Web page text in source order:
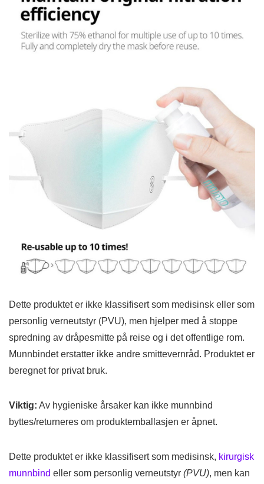
Dette produktet er ikke klassifisert som medisinsk eller som
personlig verneutstyr (PVU), men hjelper med å stoppe
spredning av dråpesmitte på reise og i det offentlige rom.
Munnbindet erstatter ikke andre smittevernråd. Produktet er
beregnet for privat bruk.
Viktig: Av hygieniske årsaker kan ikke munnbind
byttes/returneres om produktemballasjen er åpnet.
Dette produktet er ikke klassifisert som medisinsk, kirurgisk
munnbind eller som personlig verneutstyr (PVU), men kan